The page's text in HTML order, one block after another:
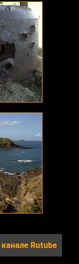
канале Rutube